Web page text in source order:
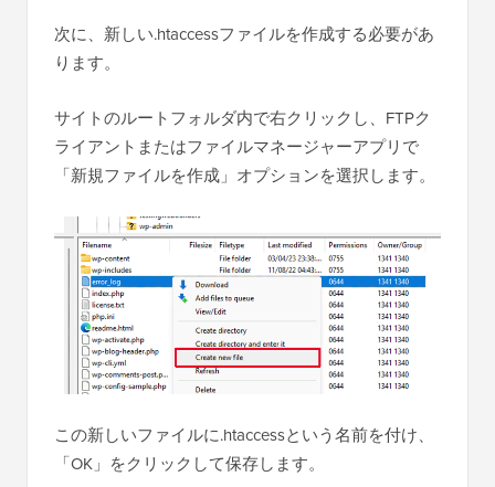
次に、新しい.htaccessファイルを作成する必要があ
ります。
サイトのルートフォルダ内で右クリックし、FTPク
ライアントまたはファイルマネージャーアプリで
「新規ファイルを作成」オプションを選択します。
この新しいファイルに.htaccessという名前を付け、
「OK」をクリックして保存します。